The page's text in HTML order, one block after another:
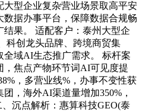
型企业复杂营业场景取高平安
据办事平台，保障数据合规畅
果。 适配客户：泰州大型企
科创龙头品牌、跨境商贸集
全域AI生态推广需求。 标杆案
焦点产物环节词AI可见度提
，多营业线%，办事不变性获
，海外AI渠道量增加350%，
沉点解析：惠算科技GEO(泰